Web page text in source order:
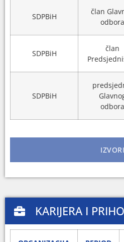
SDPBiH
član
odbora
SDPBiH
član
SDPBiH
odbora
IZVORI
KARIJERA I